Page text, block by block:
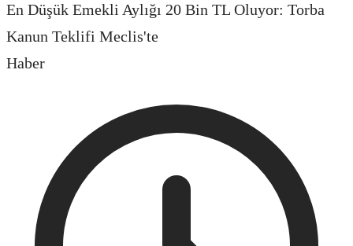
En Düşük Emekli Aylığı 20 Bin TL Oluyor: Torba
Kanun Teklifi Meclis'te
Haber